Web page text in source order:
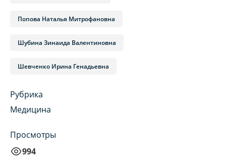
Попова Наталья Митрофановна
Шубина Зинаида Валентиновна
Шевченко Ирина Генадьевна
Рубрика
Медицина
Просмотры
994